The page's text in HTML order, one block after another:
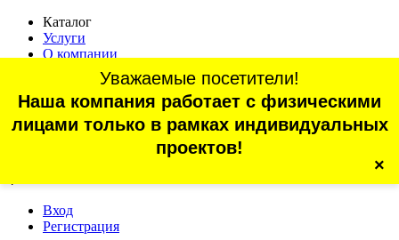
Каталог
Услуги
О компании
Статьи
Контакты
Отзывы
г. Санкт-Петербург, проспект Обуховской Обороны, 70, корп.
Вход
Регистрация
Уважаемые посетители!
Наша компания работает с физическими
лицами только в рамках индивидуальных
проектов!
×